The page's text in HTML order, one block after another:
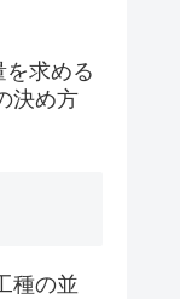
求める
決め方
種の並